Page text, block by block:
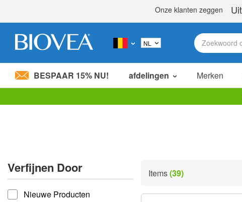
Let
Druk
op
Control-
F11
BESPAAR 15% NU! afdelingen Merken
Verfijnen Door
verfijnen door
Nieuwe Producten
Items(39)